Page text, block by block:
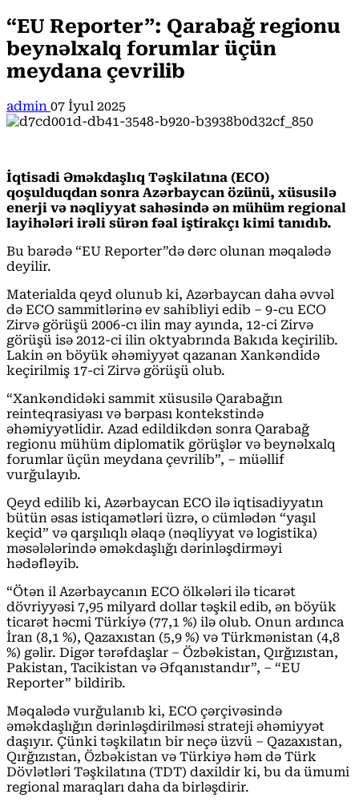
“EU Reporter”: Qarabağ regionu
beynəlxalq forumlar üçün
meydana çevrilib
admin 07 İyul 2025
İqtisadi Əməkdaşlıq Təşkilatına (ECO)
qoşulduqdan sonra Azərbaycan özünü, xüsusilə
enerji və nəqliyyat sahəsində ən mühüm regional
layihələri irəli sürən fəal iştirakçı kimi tanıdıb.
Bu barədə “EU Reporter”də dərc olunan məqalədə
deyilir.
Materialda qeyd olunub ki, Azərbaycan daha əvvəl
də ECO sammitlərinə ev sahibliyi edib – 9-cu ECO
Zirvə görüşü 2006-cı ilin may ayında, 12-ci Zirvə
görüşü isə 2012-ci ilin oktyabrında Bakıda keçirilib.
Lakin ən böyük əhəmiyyət qazanan Xankəndidə
keçirilmiş 17-ci Zirvə görüşü olub.
“Xankəndidəki sammit xüsusilə Qarabağın
reinteqrasiyası və bərpası kontekstində
əhəmiyyətlidir. Azad edildikdən sonra Qarabağ
regionu mühüm diplomatik görüşlər və beynəlxalq
forumlar üçün meydana çevrilib”, – müəllif
vurğulayıb.
Qeyd edilib ki, Azərbaycan ECO ilə iqtisadiyyatın
bütün əsas istiqamətləri üzrə, o cümlədən “yaşıl
keçid” və qarşılıqlı əlaqə (nəqliyyat və logistika)
məsələlərində əməkdaşlığı dərinləşdirməyi
hədəfləyib.
“Ötən il Azərbaycanın ECO ölkələri ilə ticarət
dövriyyəsi 7,95 milyard dollar təşkil edib, ən böyük
ticarət həcmi Türkiyə (77,1 %) ilə olub. Onun ardınca
İran (8,1 %), Qazaxıstan (5,9 %) və Türkmənistan (4,8
%) gəlir. Digər tərəfdaşlar – Özbəkistan, Qırğızıstan,
Pakistan, Tacikistan və Əfqanıstandır”, – “EU
Reporter” bildirib.
Məqalədə vurğulanıb ki, ECO çərçivəsində
əməkdaşlığın dərinləşdirilməsi strateji əhəmiyyət
daşıyır. Çünki təşkilatın bir neçə üzvü – Qazaxıstan,
Qırğızıstan, Özbəkistan və Türkiyə həm də Türk
Dövlətləri Təşkilatına (TDT) daxildir ki, bu da ümumi
regional maraqları daha da birləşdirir.